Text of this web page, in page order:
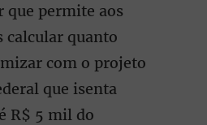
que permite aos
calcular quanto
com o projeto
que isenta
R$ 5 mil do